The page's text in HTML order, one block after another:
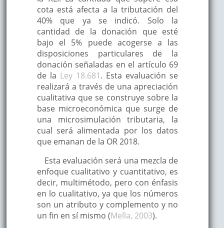
cota está afecta a la tributación del
40% que ya se indicó. Solo la
cantidad de la donación que esté
bajo el 5% puede acogerse a las
disposiciones particulares de la
donación señaladas en el artículo 69
de la Ley 18.681. Esta evaluación se
realizará a través de una apreciación
cualitativa que se construye sobre la
base microeconómica que surge de
una microsimulación tributaria, la
cual será alimentada por los datos
que emanan de la OR 2018.
Esta evaluación será una mezcla de
enfoque cualitativo y cuantitativo, es
decir, multimétodo, pero con énfasis
en lo cualitativo, ya que los números
son un atributo y complemento y no
un fin en sí mismo (Mella, 2003).